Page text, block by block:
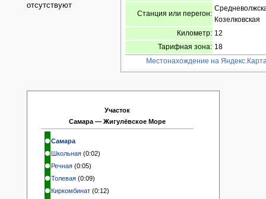
Станция или перегон:
Козелковская
Километр: 12
Тарифная зона: 18
Местонахождение на
отсутствуют
Участок
Самара — Жигулёвское Море
Самара
Школьная (0:02)
Речная (0:05)
Толевая (0:09)
Киркомбинат (0:12)